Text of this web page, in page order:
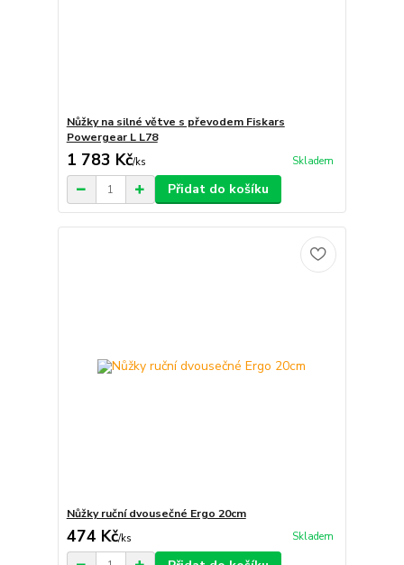
Nůžky na silné větve s převodem Fiskars
Powergear L L78
1 783 Kč/ks Skladem
Přidat do košíku
Nůžky ruční dvousečné Ergo 20cm
474 Kč/ks Skladem